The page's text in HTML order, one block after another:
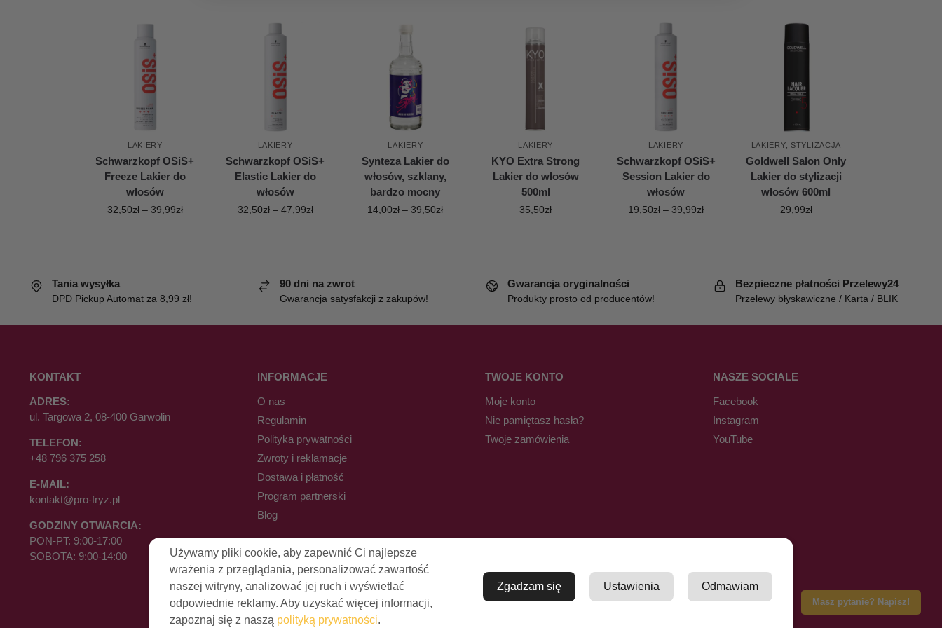
Masz pytanie? Napisz!
LAKIERY
Schwarzkopf OSiS+
Freeze Lakier do
włosów
32,50zł – 39,99zł
LAKIERY
Schwarzkopf OSiS+
Elastic Lakier do
włosów
32,50zł – 47,99zł
LAKIERY
Synteza Lakier do
włosów, szklany,
bardzo mocny
14,00zł – 39,50zł
LAKIERY
KYO Extra Strong
Lakier do włosów
500ml
35,50zł
LAKIERY
Schwarzkopf OSiS+
Session Lakier do
włosów
19,50zł – 39,99zł
LAKIERY, STYLIZACJA
Goldwell Salon Only
Lakier do stylizacji
włosów 600ml
29,99zł
Tania wysyłka
DPD Pickup Automat za 8,99 zł!
90 dni na zwrot
Gwarancja satysfakcji z zakupów!
Gwarancja oryginalności
Produkty prosto od producentów!
Bezpieczne płatności Przelewy24
Przelewy błyskawiczne / Karta / BLIK
KONTAKT
ADRES:
ul. Targowa 2, 08-400 Garwolin
TELEFON:
+48 796 375 258
E-MAIL:
kontakt@pro-fryz.pl
GODZINY OTWARCIA:
PON-PT: 9:00-17:00
SOBOTA: 9:00-14:00
INFORMACJE
O nas
Regulamin
Polityka prywatności
Zwroty i reklamacje
Dostawa i płatność
Program partnerski
Blog
TWOJE KONTO
Moje konto
Nie pamiętasz hasła?
Twoje zamówienia
NASZE SOCIALE
Facebook
Instagram
YouTube
© Pro-Fryz.pl 2021-2026
Używamy pliki cookie, aby zapewnić Ci najlepsze
wrażenia z przeglądania, personalizować zawartość
naszej witryny, analizować jej ruch i wyświetlać
odpowiednie reklamy. Aby uzyskać więcej informacji,
zapoznaj się z naszą polityką prywatności.
Zgadzam się Ustawienia Odmawiam